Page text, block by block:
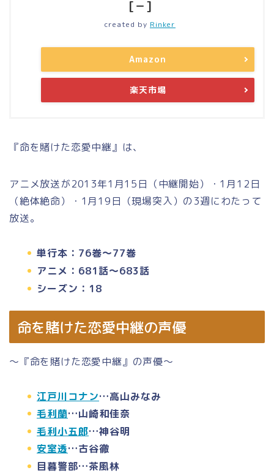
[－]
created by Rinker
Amazon
楽天市場
『命を賭けた恋愛中継』は、
アニメ放送が2013年1月15日（中継開始）・1月12日
（絶体絶命）・1月19日（現場突入）の3週にわたって
放送。
単行本：76巻～77巻
アニメ：681話～683話
シーズン：18
命を賭けた恋愛中継の声優
～『命を賭けた恋愛中継』の声優～
江戸川コナン…高山みなみ
毛利蘭…山崎和佳奈
毛利小五郎…神谷明
安室透…古谷徹
目暮警部…茶風林